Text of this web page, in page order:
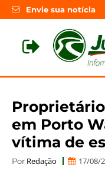
Envie sua notícia
em Porto
vítima de
Por Redação 17/08/